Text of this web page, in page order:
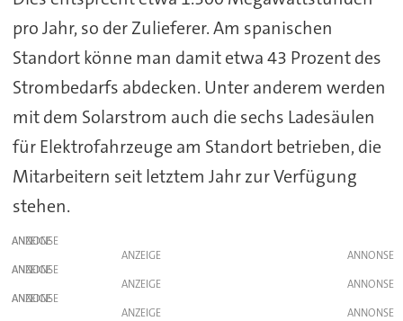
pro Jahr, so der Zulieferer. Am spanischen
Standort könne man damit etwa 43 Prozent des
Strombedarfs abdecken. Unter anderem werden
mit dem Solarstrom auch die sechs Ladesäulen
für Elektrofahrzeuge am Standort betrieben, die
Mitarbeitern seit letztem Jahr zur Verfügung
stehen.
ANZEIGE
ANZEIGE
ANZEIGE
ANZEIGE
ANZEIGE
ANZEIGE